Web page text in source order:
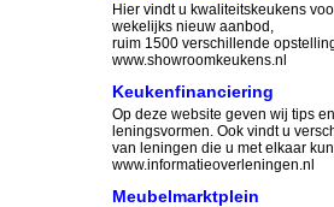
Hier vindt u kwaliteitskeukens
wekelijks nieuw aanbod,
ruim 1500 verschillende
www.showroomkeukens.nl
Keukenfinanciering
Op deze website geven wij tips
leningsvormen. Ook vindt u
van leningen die u met elkaar
www.informatieoverleningen.nl
Meubelmarktplein